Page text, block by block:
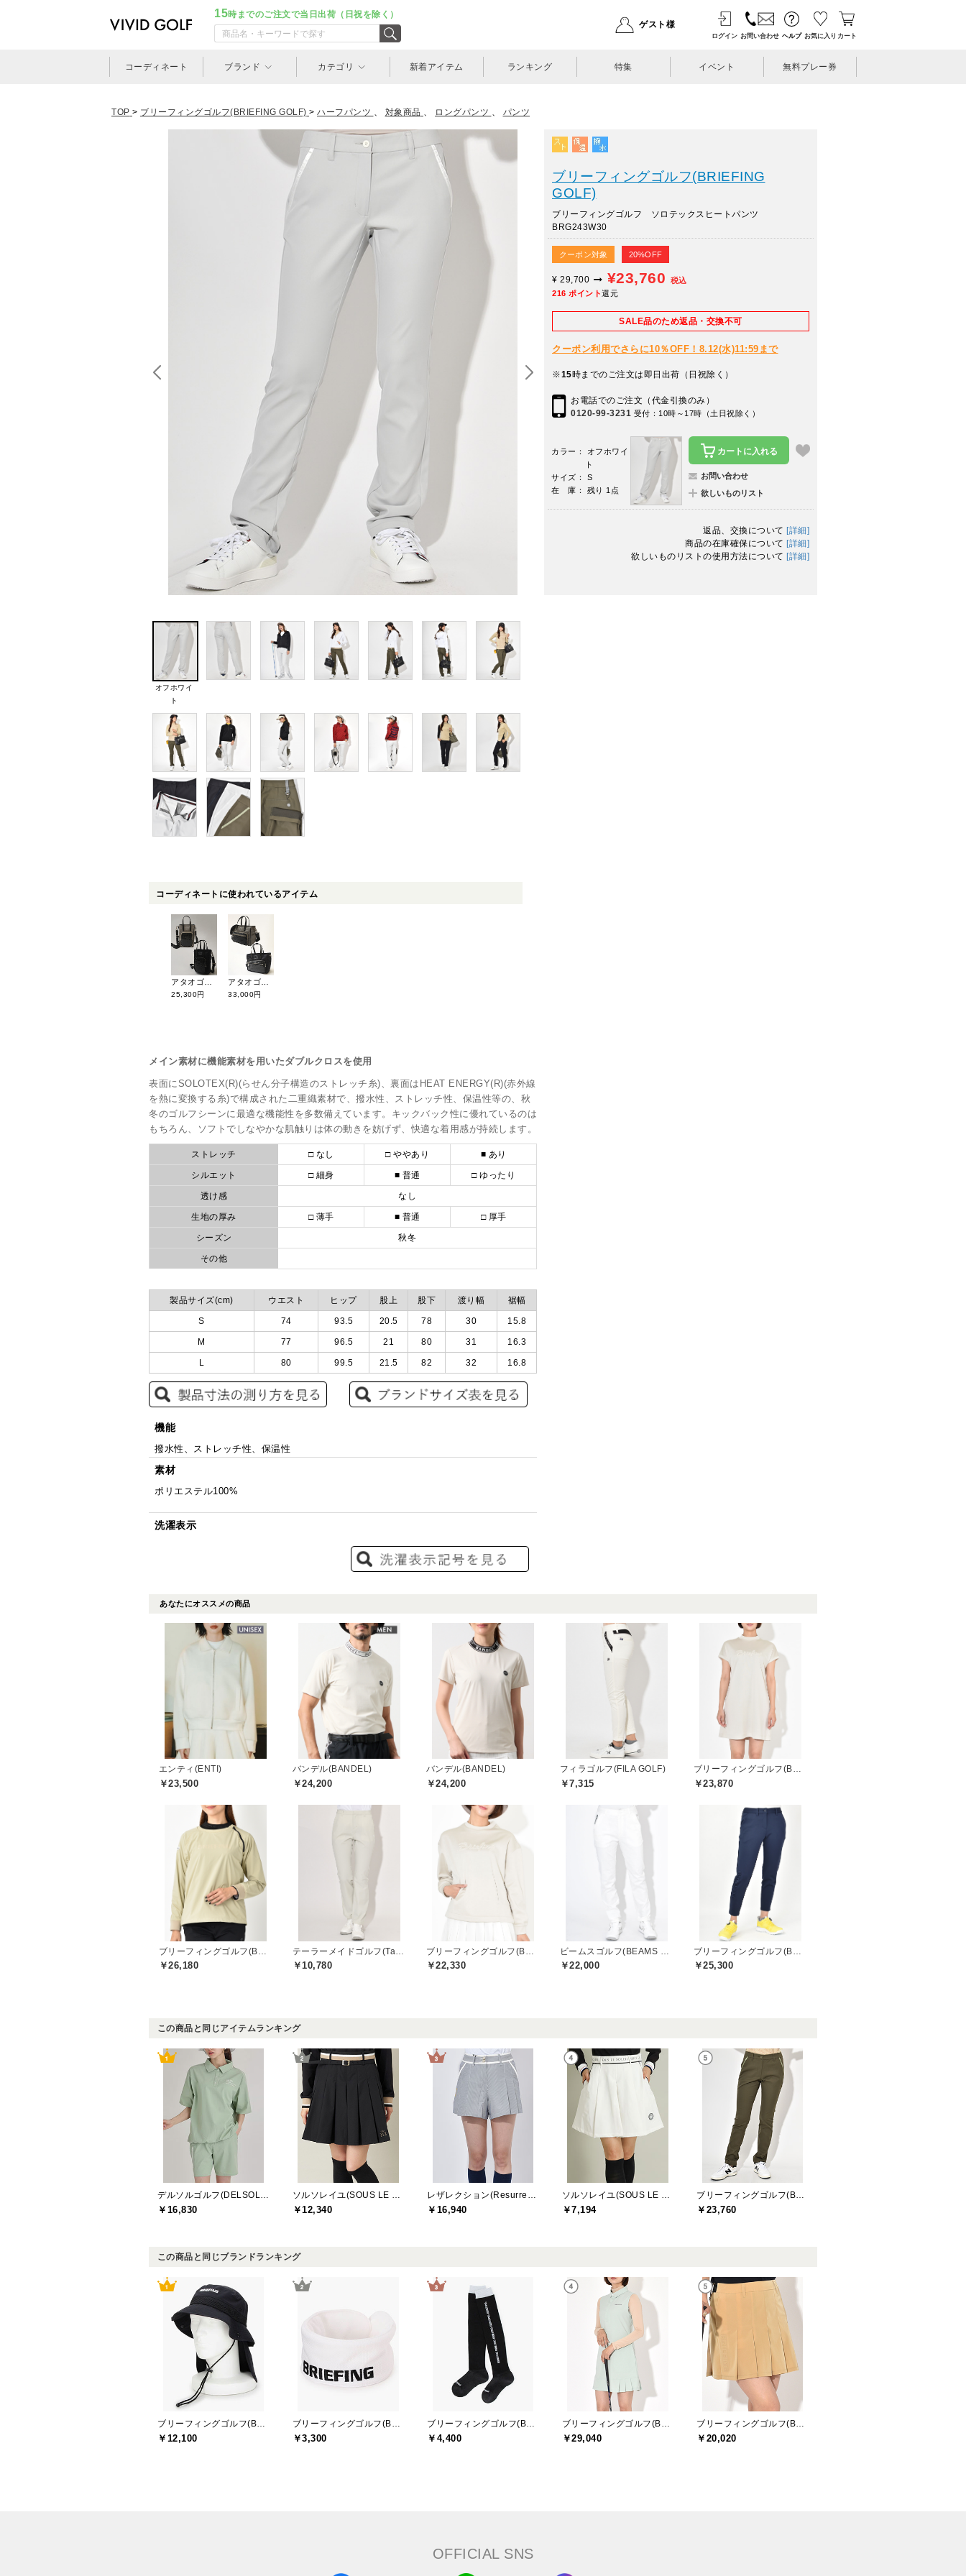
15時までのご注文で当日出荷（日祝を除く）
ゲスト様
ログイン お問い合わせ ヘルプ お気に入り カート
コーディネート ブランド カテゴリ 新着アイテム ランキング 特集 イベント 無料プレー券
TOP > ブリーフィングゴルフ(BRIEFING GOLF) > ハーフパンツ 、 対象商品 、 ロングパンツ 、 パンツ
オフホワイ
ト
コーディネートに使われているアイテム
25,300円 33,000円
メイン素材に機能素材を用いたダブルクロスを使用
表面にSOLOTEX(R)(らせん分子構造のストレッチ糸)、裏面はHEAT ENERGY(R)(赤外線
を熱に変換する糸)で構成された二重織素材で、撥水性、ストレッチ性、保温性等の、秋
冬のゴルフシーンに最適な機能性を多数備えています。キックバック性に優れているのは
もちろん、ソフトでしなやかな肌触りは体の動きを妨げず、快適な着用感が持続します。
ストレッチ □ なし □ ややあり ■ あり
シルエット □ 細身 ■ 普通 □ ゆったり
透け感 なし
生地の厚み □ 薄手 ■ 普通 □ 厚手
シーズン 秋冬
その他
製品サイズ(cm) ウエスト ヒップ 股上 股下 渡り幅 裾幅
S 74 93.5 20.5 78 30 15.8
M 77 96.5 21 80 31 16.3
L 80 99.5 21.5 82 32 16.8
機能
撥水性、ストレッチ性、保温性
素材
ポリエステル100%
洗濯表示
ブリーフィングゴルフ(BRIEFING
GOLF)
ブリーフィングゴルフ ソロテックスヒートパンツ
BRG243W30
クーポン対象 20%OFF
¥ 29,700 ¥23,760
税込
216 ポイント還元
SALE品のため返品・交換不可
クーポン利用でさらに10％OFF！8.12(水)11:59まで
※15時までのご注文は即日出荷（日祝除く）
お電話でのご注文（代金引換のみ）
0120-99-3231 受付：10時～17時（土日祝除く）
カラー： オフホワイ
ト
サイズ： S
在 庫： 残り 1点
カートに入れる
お問い合わせ
欲しいものリスト
返品、交換について [詳細]
商品の在庫確保について [詳細]
欲しいものリストの使用方法について [詳細]
あなたにオススメの商品
エンティ(ENTI)
￥23,500
バンデル(BANDEL)
￥24,200
バンデル(BANDEL)
￥24,200
フィラゴルフ(FILA GOLF)
￥7,315
ブリーフィングゴルフ(BRIEFING GOLF)
￥23,870
￥26,180 ￥10,780 ￥22,330 ￥22,000 ￥25,300
この商品と同じアイテムランキング
￥16,830 ￥12,340 ￥16,940 ￥7,194 ￥23,760
この商品と同じブランドランキング
￥12,100 ￥3,300 ￥4,400 ￥29,040 ￥20,020
OFFICIAL SNS